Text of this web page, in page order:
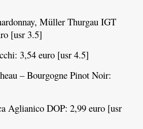
Müller Thurgau IGT
[usr 3.5]
3,54 euro [usr 4.5]
– Bourgogne Pinot Noir:
Aglianico DOP: 2,99 euro [usr